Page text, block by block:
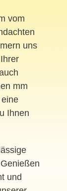
vom
uns
mm
Ihnen
und